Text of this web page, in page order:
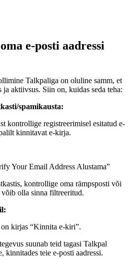
e-posti aadressi
Talkpaliga on oluline samm, et
ja aktiivsus. Siin on, kuidas seda teha:
spamikausta:
kontrollige registreerimisel esitatud e-
kinnitavat e-kirja.
Your Email Address Alustama”
kontrollige oma rämpsposti või
võib olla sinna filtreeritud.
kirjas “Kinnita e-kiri”.
suunab teid tagasi Talkpal
kinnitades teie e-posti aadressi.